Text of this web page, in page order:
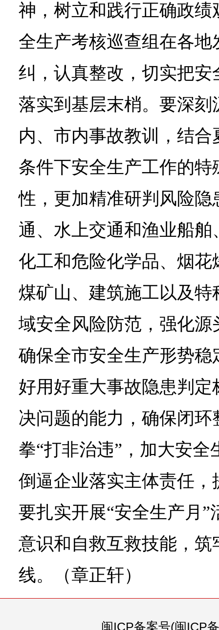
神，树立和践行正确政
全生产考核巡查组在各
纠，认真整改，切实把
落实到基层末梢。要深
内、市内事故教训，结
条件下安全生产工作的
性，更加精准研判风险
通、水上交通和渔业船
化工和危险化学品、烟
煤矿山、建筑施工以及
域安全风险防范，强化
确保全市安全生产形势
好用好重大事故隐患判
决问题的能力，确保闭环
拳“打非治违”，加大安
倒逼企业落实主体责任
要扎实开展“安全生产月
意识和自救互救技能，
线。（章正轩）
闽ICP备案号(闽ICP